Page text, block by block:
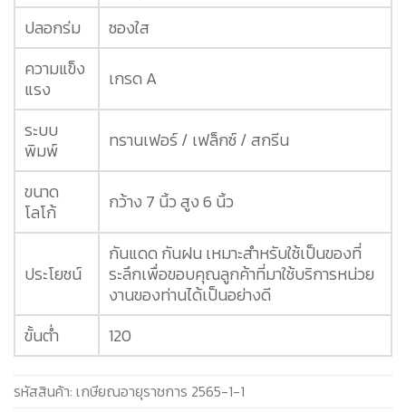
ปลอกร่ม
ซองใส
ความแข็ง
แรง
เกรด A
ระบบ
พิมพ์
ทรานเฟอร์ / เฟล็กซ์ / สกรีน
ขนาด
โลโก้
กว้าง 7 นิ้ว สูง 6 นิ้ว
ประโยชน์
กันแดด กันฝน เหมาะสำหรับใช้เป็นของที่
ระลึกเพื่อขอบคุณลูกค้าที่มาใช้บริการหน่วย
งานของท่านได้เป็นอย่างดี
ขั้นต่ำ
120
รหัสสินค้า: เกษียณอายุราชการ 2565-1-1